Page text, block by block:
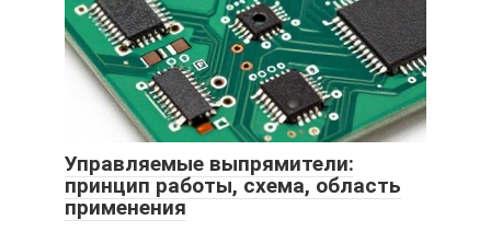
Управляемые выпрямители:
принцип работы, схема, область
применения